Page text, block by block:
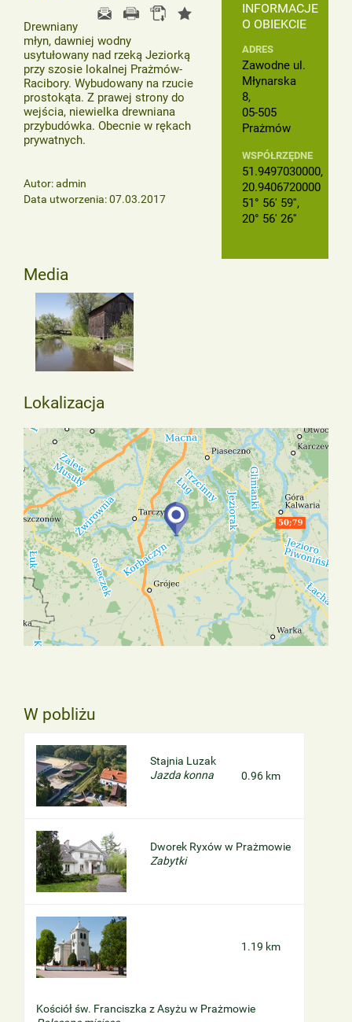
INFORMACJE
O OBIEKCIE
ADRES
Zawodne ul.
Młynarska
8,
05-505
Prażmów
WSPÓŁRZĘDNE
51.9497030000,
20.9406720000
51° 56' 59'',
20° 56' 26''
Drewniany
młyn, dawniej wodny
usytułowany nad rzeką Jeziorką
przy szosie lokalnej Prażmów-
Racibory. Wybudowany na rzucie
prostokąta. Z prawej strony do
wejścia, niewielka drewniana
przybudówka. Obecnie w rękach
prywatnych.
Autor: admin
Data utworzenia: 07.03.2017
Media
Lokalizacja
W pobliżu
Stajnia Luzak
Jazda konna
0.96 km
Dworek Ryxów w Prażmowie
Zabytki
1.19 km
Kościół św. Franciszka z Asyżu w Prażmowie